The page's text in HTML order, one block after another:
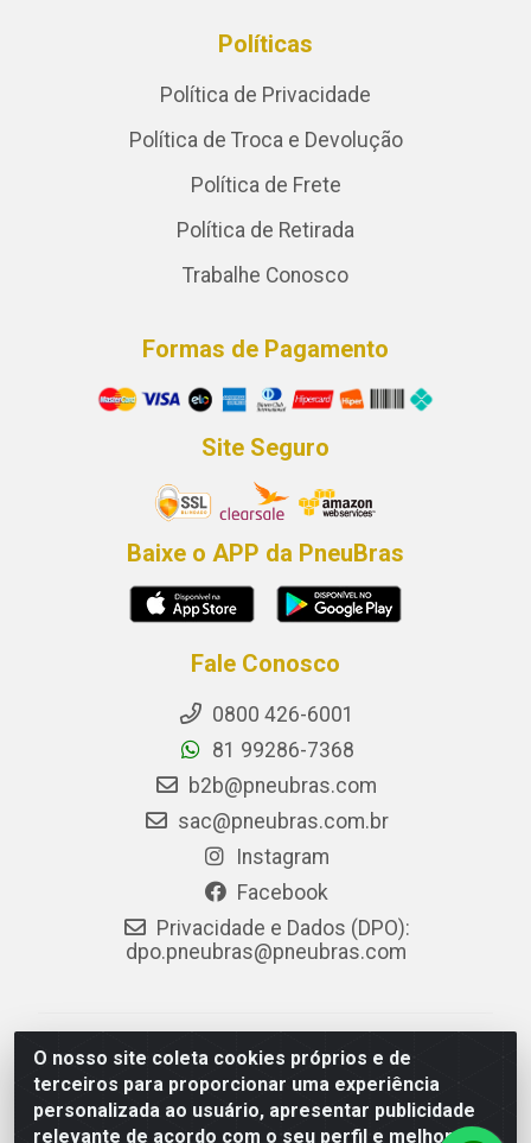
O nosso site coleta cookies próprios e de
terceiros para proporcionar uma experiência
personalizada ao usuário, apresentar publicidade
relevante de acordo com o seu perfil e melhorar a
Políticas
Política de Privacidade
Política de Troca e Devolução
Política de Frete
Política de Retirada
Trabalhe Conosco
Formas de Pagamento
Site Seguro
Baixe o APP da PneuBras
Fale Conosco
0800 426-6001
81 99286-7368
b2b@pneubras.com
sac@pneubras.com.br
Instagram
Facebook
Privacidade e Dados (DPO):
dpo.pneubras@pneubras.com
PneuBras - Rodovia BR-101, KM 82 - Prazeres,
Jaboatão dos Guararapes/PE - CEP 54.335-000 - CNPJ
08.678.386/0001-05 - Pneubras Comércio de Pneus
Ltda